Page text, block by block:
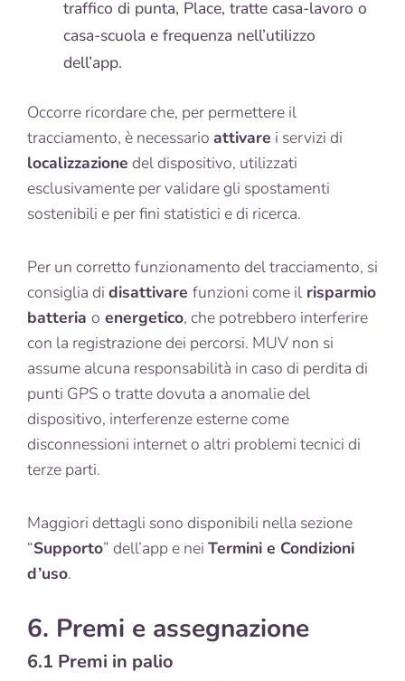
traffico di punta, Place, tratte casa-lavoro o
casa-scuola e frequenza nell’utilizzo
dell’app.
Occorre ricordare che, per permettere il
tracciamento, è necessario attivare i servizi di
localizzazione del dispositivo, utilizzati
esclusivamente per validare gli spostamenti
sostenibili e per fini statistici e di ricerca.
Per un corretto funzionamento del tracciamento, si
consiglia di disattivare funzioni come il risparmio
batteria o energetico, che potrebbero interferire
con la registrazione dei percorsi. MUV non si
assume alcuna responsabilità in caso di perdita di
punti GPS o tratte dovuta a anomalie del
dispositivo, interferenze esterne come
disconnessioni internet o altri problemi tecnici di
terze parti.
Maggiori dettagli sono disponibili nella sezione
“Supporto” dell’app e nei Termini e Condizioni
d’uso.
6. Premi e assegnazione
6.1 Premi in palio